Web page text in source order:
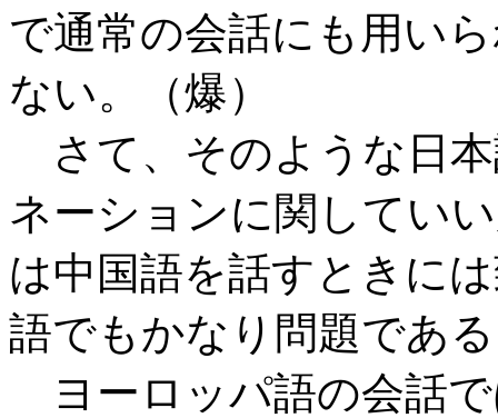
で通常の会話にも用い
ない。（爆）
さて、そのような日
ネーションに関してい
は中国語を話すときに
語でもかなり問題であ
ヨーロッパ語の会話